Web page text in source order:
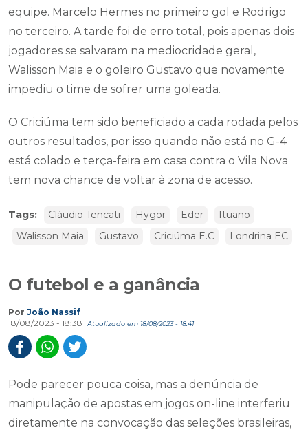
equipe. Marcelo Hermes no primeiro gol e Rodrigo
no terceiro. A tarde foi de erro total, pois apenas dois
jogadores se salvaram na mediocridade geral,
Walisson Maia e o goleiro Gustavo que novamente
impediu o time de sofrer uma goleada.
O Criciúma tem sido beneficiado a cada rodada pelos
outros resultados, por isso quando não está no G-4
está colado e terça-feira em casa contra o Vila Nova
tem nova chance de voltar à zona de acesso.
Tags: Cláudio Tencati Hygor Eder
Ituano
Walisson Maia
Gustavo Criciúma E.C Londrina EC
O futebol e a ganância
Por João Nassif
18/08/2023 - 18:38
Atualizado em 18/08/2023 - 18:41
Pode parecer pouca coisa, mas a denúncia de
manipulação de apostas em jogos on-line interferiu
diretamente na convocação das seleções brasileiras,